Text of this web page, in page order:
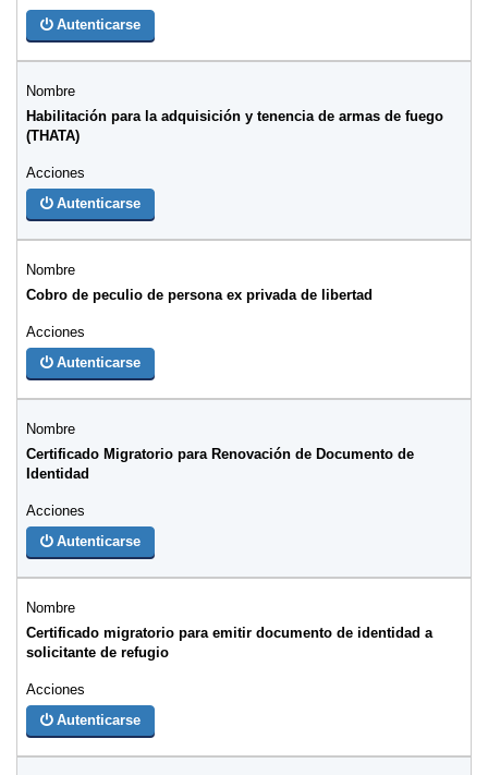
Autenticarse
Habilitación para la adquisición y tenencia de armas de fuego
(THATA)
Autenticarse
Cobro de peculio de persona ex privada de libertad
Autenticarse
Certificado Migratorio para Renovación de Documento de
Identidad
Autenticarse
Certificado migratorio para emitir documento de identidad a
solicitante de refugio
Autenticarse